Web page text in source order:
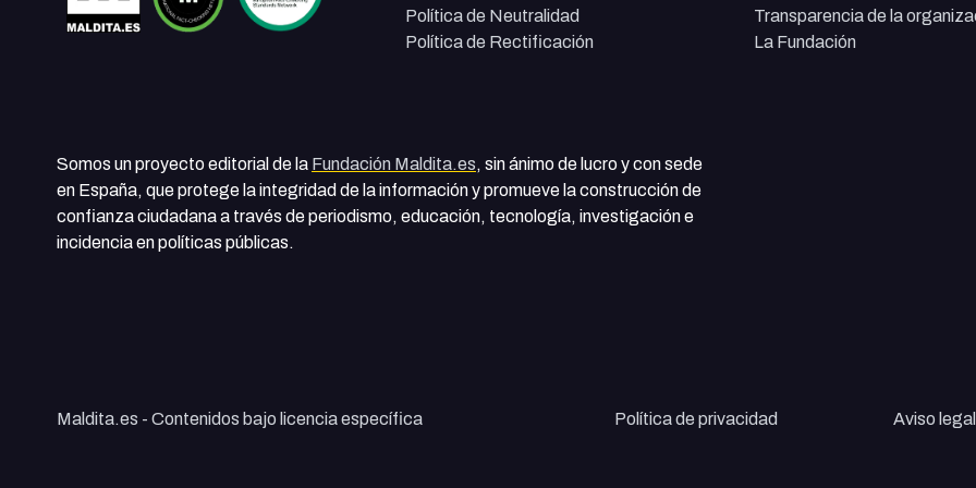
Política de Neutralidad
Política de Rectificación
Transparencia de la
La Fundación
Somos un proyecto editorial de la Fundación Maldita.es, sin ánimo de lucro y con sede
en España, que protege la integridad de la información y promueve la construcción de
confianza ciudadana a través de periodismo, educación, tecnología, investigación e
incidencia en políticas públicas.
Maldita.es - Contenidos bajo licencia específica Política de privacidad Aviso legal